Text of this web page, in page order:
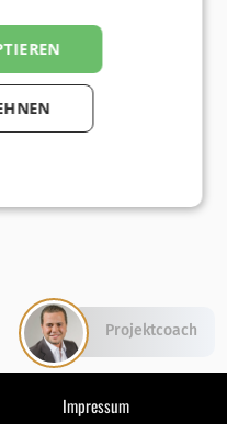
Impressum
Projektcoach